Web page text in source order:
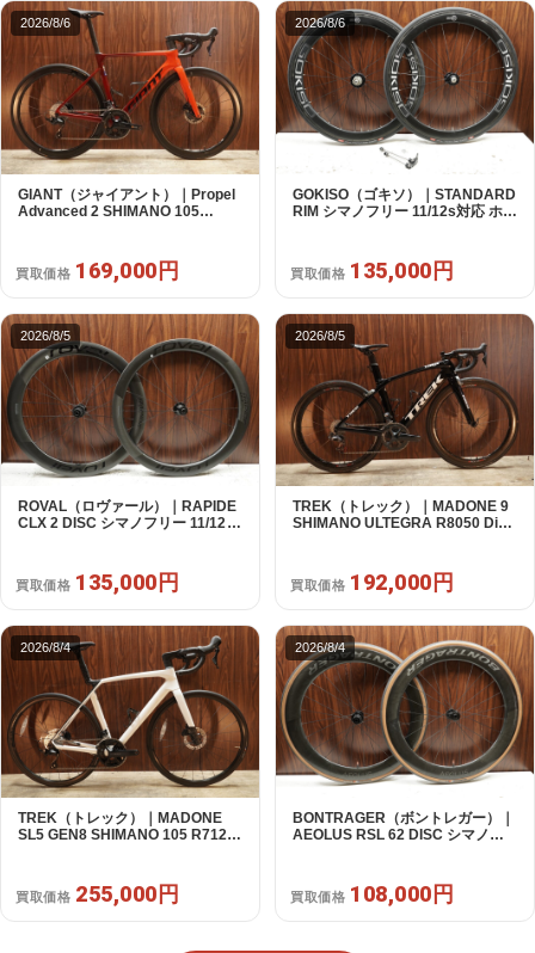
2026/8/6
GIANT（ジャイアント）｜Propel
Advanced 2 SHIMANO 105
買取価格 169,000円
2026/8/6
GOKISO（ゴキソ）｜STANDARD
RIM シマノフリー 11/12s対応 ホイ
買取価格 135,000円
2026/8/5
ROVAL（ロヴァール）｜RAPIDE
CLX 2 DISC シマノフリー 11/12s
買取価格 135,000円
2026/8/5
TREK（トレック）｜MADONE 9
SHIMANO ULTEGRA R8050 Di2
買取価格 192,000円
2026/8/4
TREK（トレック）｜MADONE
SL5 GEN8 SHIMANO 105 R7120
買取価格 255,000円
2026/8/4
BONTRAGER（ボントレガー）｜
AEOLUS RSL 62 DISC シマノフ
買取価格 108,000円